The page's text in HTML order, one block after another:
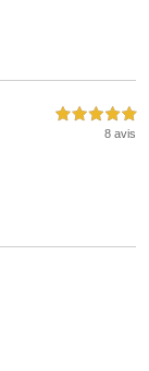
5,0 étoiles sur 5
8 avis